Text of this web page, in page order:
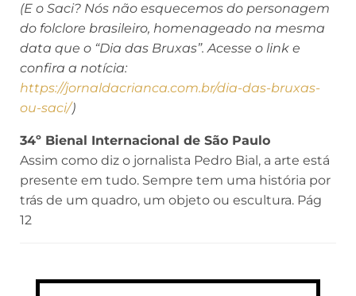
(E o Saci? Nós não esquecemos do personagem
do folclore brasileiro, homenageado na mesma
data que o “Dia das Bruxas”. Acesse o link e
confira a notícia:
https://jornaldacrianca.com.br/dia-das-bruxas-
ou-saci/)
34º Bienal Internacional de São Paulo
Assim como diz o jornalista Pedro Bial, a arte está
presente em tudo. Sempre tem uma história por
trás de um quadro, um objeto ou escultura. Pág
12